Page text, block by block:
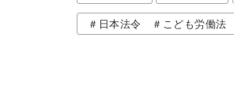
＃日本法令 ＃こども労働